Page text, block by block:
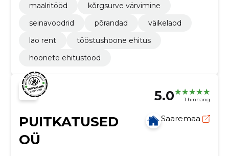
maalritööd
kõrgsurve värvimine
seinavoodrid
põrandad
väikelaod
lao rent
tööstushoone ehitus
hoonete ehitustööd
5.0 1 hinnang
PUITKATUSED
OÜ
Saaremaa